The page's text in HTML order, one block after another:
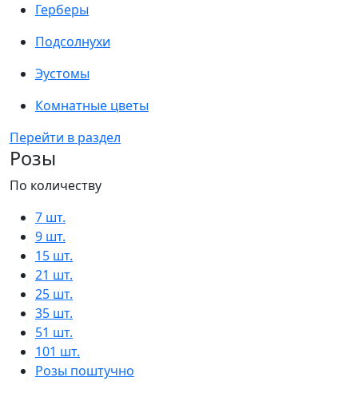
Герберы
Подсолнухи
Эустомы
Комнатные цветы
Перейти в раздел
Розы
По количеству
7 шт.
9 шт.
15 шт.
21 шт.
25 шт.
35 шт.
51 шт.
101 шт.
Розы поштучно